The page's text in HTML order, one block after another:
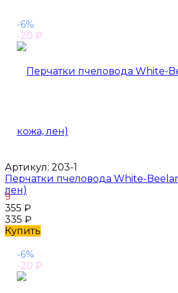
-6%
-20 ₽
Артикул: 203-1
Перчатки пчеловода White-
лен)
9
355 ₽
335 ₽
Купить
-6%
-20 ₽